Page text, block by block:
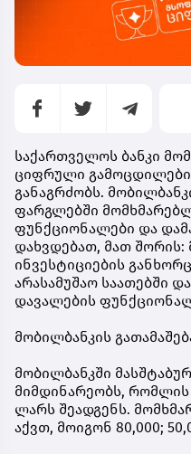
საქართველოს ბანკი
ციფრული
განაგრძობს.
ფარგლებში
ფუნქციონალები და
დახვდებათ, მათ შორის:
ინვესტიციების
არასამუშაო საათებში
დავალების
მობილბანკის
მობილბანკში
მიმდინარეობს,
ლარს შეადგენს.
აქვთ, მოიგონ 80,000;